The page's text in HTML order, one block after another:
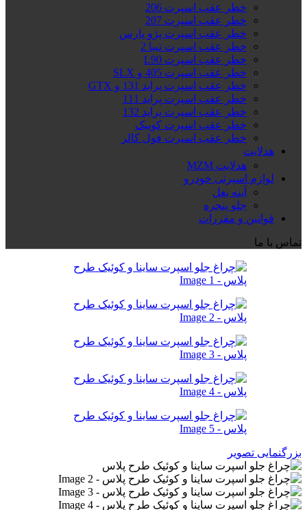
خطر عقب اسپرت 206
خطر عقب اسپرت 207
خطر عقب اسپرت پژو پارس
خطر عقب اسپرت تیبا 2
خطر عقب اسپرت L90
خطر عقب اسپرت 405 و SLX
خطر عقب اسپرت پراید 131 و GTX
خطر عقب اسپرت پراید 111
خطر عقب اسپرت پراید 132
خطر عقب اسپرت کوییک
خطر عقب اسپرت فول کالر
هدلایت
هدلایت MZM
لوازم اسپرتی خودرو
آینه بغل
جلو پنجره
قوانین و مقررات
تماس با ما
بزرگنمایی تصویر